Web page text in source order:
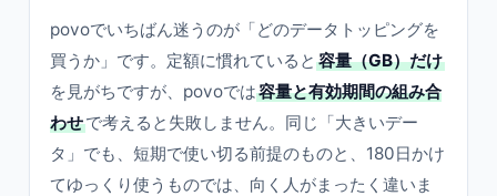
povoでいちばん迷うのが「どのデータトッピングを
買うか」です。定額に慣れていると 容量（GB）だけ
を見がちですが、povoでは容量と有効期間の組み合
わせで考えると失敗しません。同じ「大きいデー
タ」でも、短期で使い切る前提のものと、180日かけ
てゆっくり使うものでは、向く人がまったく違いま